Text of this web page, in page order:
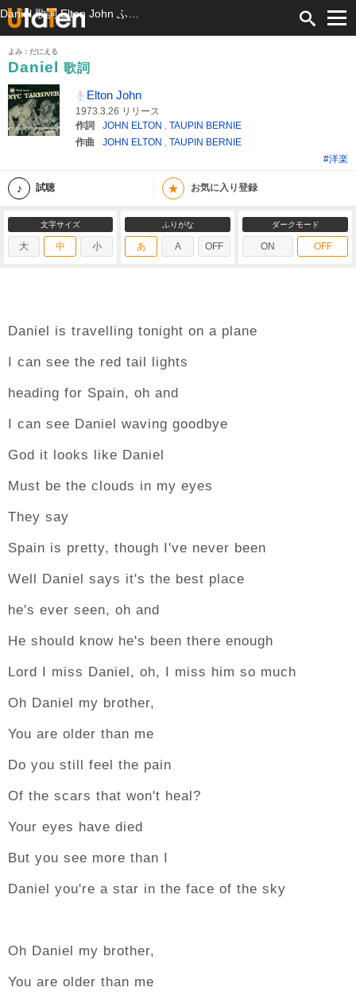
よみ：だにえる
Daniel
歌詞
Elton John
1973.3.26 リリース
作詞
JOHN ELTON , TAUPIN BERNIE
作曲
JOHN ELTON , TAUPIN BERNIE
#洋楽
試聴 ★ お気に入り登録
文字サイズ
大 中 小
ふりがな
あ A OFF
ダークモード
ON OFF
Daniel is travelling tonight on a plane
I can see the red tail lights
heading for Spain, oh and
I can see Daniel waving goodbye
God it looks like Daniel
Must be the clouds in my eyes
They say
Spain is pretty, though I've never been
Well Daniel says it's the best place
he's ever seen, oh and
He should know he's been there enough
Lord I miss Daniel, oh, I miss him so much
Oh Daniel my brother,
You are older than me
Do you still feel the pain
Of the scars that won't heal?
Your eyes have died
But you see more than I
Daniel you're a star in the face of the sky
Oh Daniel my brother,
You are older than me